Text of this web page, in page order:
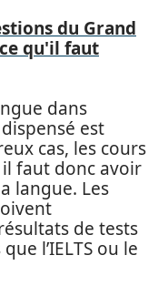
du Grand
qu'il faut
dans
est
cas, les cours
il faut donc avoir
langue. Les
de tests
l’IELTS ou le